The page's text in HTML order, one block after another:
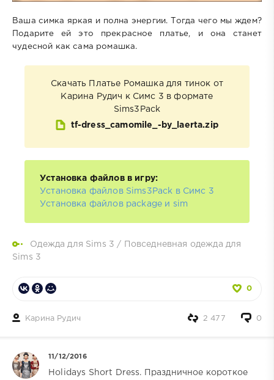
Ваша симка яркая и полна энергии. Тогда чего мы ждем?
Подарите ей это прекрасное платье, и она станет
чудесной как сама ромашка.
Скачать Платье Ромашка для тинок от
Карина Рудич к Симс 3 в формате
Sims3Pack
tf-dress_camomile_-by_laerta.zip
Установка файлов в игру:
Установка файлов Sims3Pack в Симс 3
Установка файлов package и sim
Одежда для Sims 3 /
Повседневная одежда для
Sims 3
0
Карина Рудич 0
2 477
11/12/2016
Holidays Short Dress. Праздничное короткое